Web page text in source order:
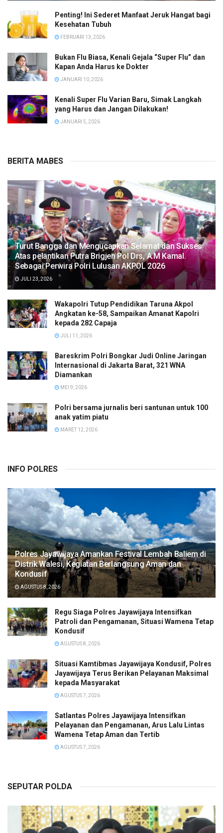
Penting! Ini Sederet Manfaat Jeruk Hangat bagi
Kesehatan Tubuh
FEBRUARI 13, 2026
Bukan Flu Biasa, Kenali Gejala “Super Flu” dan
Kapan Anda Harus ke Dokter
JANUARI 10, 2026
Kenali Super Flu Varian Baru, Simak Langkah
yang Harus dan Jangan Dilakukan!
JANUARI 5, 2026
BERITA MABES
Turut Bangga dan Mengucapkan Selamat dan Sukses
Atas pelantikan Putra Brigjen Pol Drs, A.M Kamal.
Sebagai Perwira Polri Lulusan AKPOL 2026
JULI 23, 2026
Wakapolri Tutup Pendidikan Taruna Akpol
Angkatan ke-58, Sampaikan Amanat Kapolri
kepada 282 Capaja
JULI 11, 2026
Bareskrim Polri Bongkar Judi Online Jaringan
Internasional di Jakarta Barat, 321 WNA
Diamankan
MEI 9, 2026
Polri bersama jurnalis beri santunan untuk 100
anak yatim piatu
MARET 12, 2026
INFO POLRES
Polres Jayawijaya Amankan Festival Lembah Baliem di
Distrik Walesi, Kegiatan Berlangsung Aman dan
Kondusif
AGUSTUS 8, 2026
Regu Siaga Polres Jayawijaya Intensifkan
Patroli dan Pengamanan, Situasi Wamena Tetap
Kondusif
AGUSTUS 8, 2026
Situasi Kamtibmas Jayawijaya Kondusif, Polres
Jayawijaya Terus Berikan Pelayanan Maksimal
kepada Masyarakat
AGUSTUS 7, 2026
Satlantas Polres Jayawijaya Intensifkan
Pelayanan dan Pengamanan, Arus Lalu Lintas
Wamena Tetap Aman dan Tertib
AGUSTUS 7, 2026
SEPUTAR POLDA